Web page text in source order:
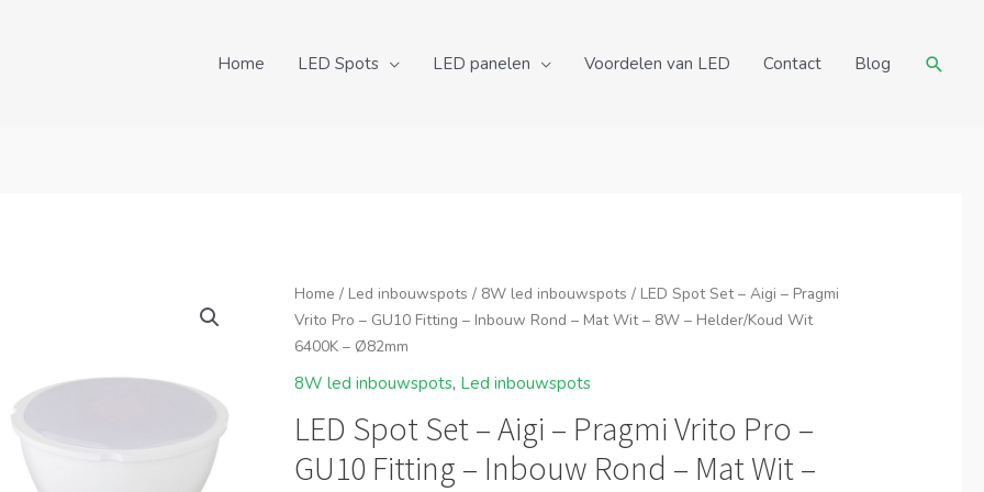
Home LED Spots LED panelen Voordelen van LED Contact Blog
Home / Led inbouwspots / 8W led inbouwspots / LED Spot Set – Aigi – Pragmi
Vrito Pro – GU10 Fitting – Inbouw Rond – Mat Wit – 8W – Helder/Koud Wit
6400K – Ø82mm
8W led inbouwspots, Led inbouwspots
LED Spot Set – Aigi – Pragmi Vrito Pro –
GU10 Fitting – Inbouw Rond – Mat Wit –